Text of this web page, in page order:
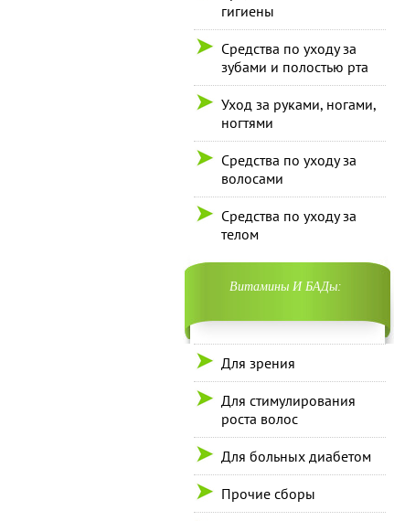
гигиены
Средства по уходу за
зубами и полостью рта
Уход за руками, ногами,
ногтями
Средства по уходу за
волосами
Средства по уходу за
телом
Витамины И БАДы:
Для зрения
Для стимулирования
роста волос
Для больных диабетом
Прочие сборы